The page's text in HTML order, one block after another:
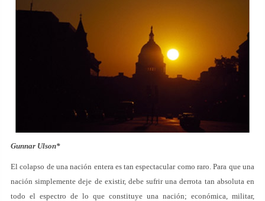
Gunnar Ulson*
El colapso de una nación entera es tan espectacular como raro. Para que una
nación simplemente deje de existir, debe sufrir una derrota tan absoluta en
todo el espectro de lo que constituye una nación; económica, militar,